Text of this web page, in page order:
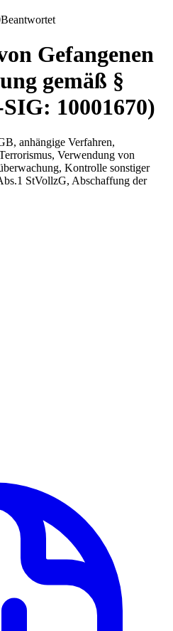
Beantwortet
Gefangenen
gemäß §
10001670)
anhängige Verfahren,
Verwendung von
Kontrolle sonstiger
StVollzG, Abschaffung der